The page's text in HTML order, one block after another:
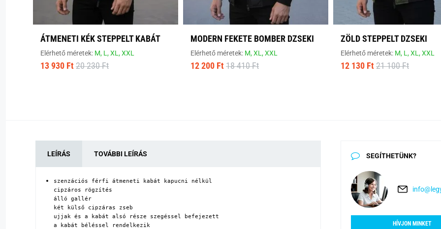
ÁTMENETI KÉK STEPPELT KABÁT
Elérhető méretek: M, L,XL,XXL
13 930 Ft 20 230 Ft
MODERN FEKETE BOMBER DZSEKI
Elérhető méretek: M,XL,XXL
12 200 Ft 18 410 Ft
ZÖLD STEPPELT DZSEKI
Elérhető méretek: M, L,XL,XXL
12 130 Ft 21 100 Ft
LEÍRÁS TOVÁBBI LEÍRÁS
szenzációs férfi átmeneti kabát kapucni nélkül
cipzáros rögzítés
álló gallér
két külső cipzáras zseb
ujjak és a kabát alsó része szegéssel befejezett
a kabát béléssel rendelkezik
SEGÍTHETÜNK?
HÍVJON MINKET